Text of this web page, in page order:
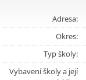
Adresa:
Okres:
Typ školy:
Vybavení školy a její